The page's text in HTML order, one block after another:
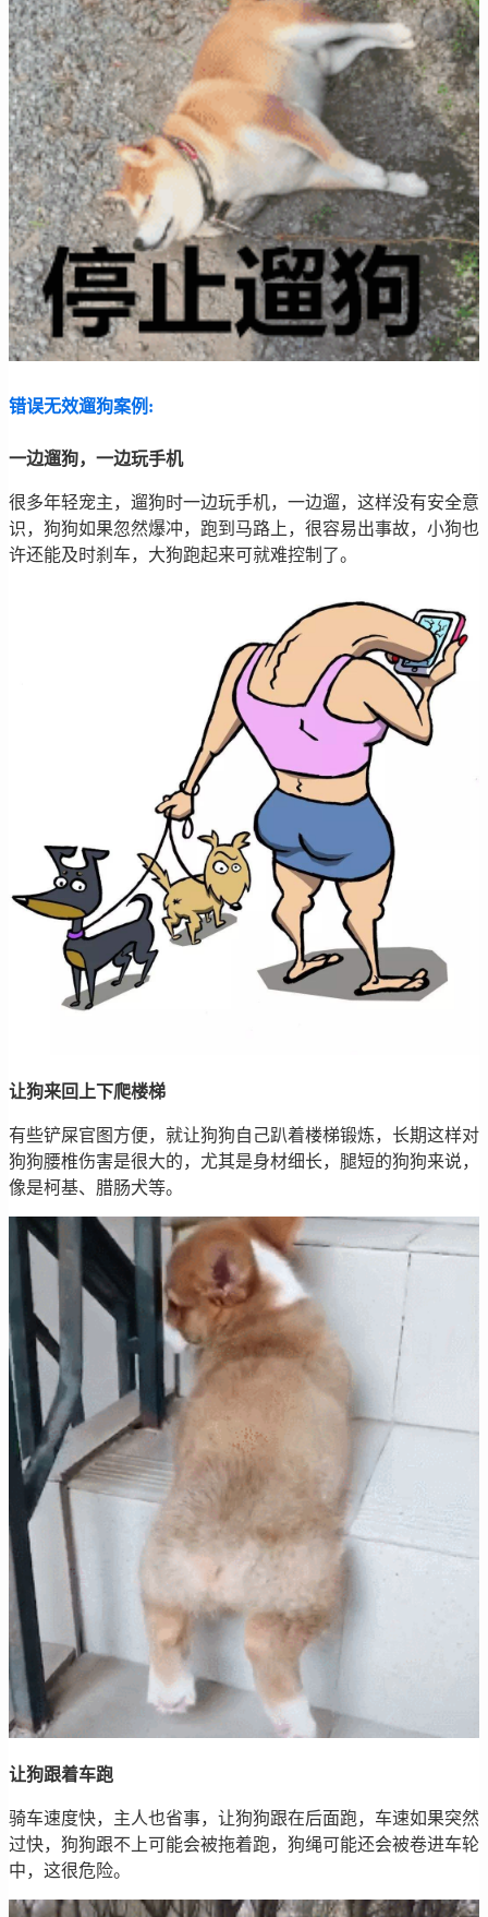
错误无效遛狗案例:
一边遛狗，一边玩手机
很多年轻宠主，遛狗时一边玩手机，一边遛，这样没有安全意
识，狗狗如果忽然爆冲，跑到马路上，很容易出事故，小狗也
许还能及时刹车，大狗跑起来可就难控制了。
让狗来回上下爬楼梯
有些铲屎官图方便，就让狗狗自己趴着楼梯锻炼，长期这样对
狗狗腰椎伤害是很大的，尤其是身材细长，腿短的狗狗来说，
像是柯基、腊肠犬等。
让狗跟着车跑
骑车速度快，主人也省事，让狗狗跟在后面跑，车速如果突然
过快，狗狗跟不上可能会被拖着跑，狗绳可能还会被卷进车轮
中，这很危险。